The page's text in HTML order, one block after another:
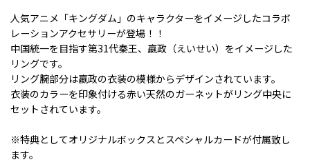
人気アニメ「キングダム」のキャラクターをイメージしたコラボ
レーションアクセサリーが登場！！
中国統一を目指す第31代秦王、嬴政（えいせい）をイメージした
リングです。
リング腕部分は嬴政の衣装の模様からデザインされています。
衣装のカラーを印象付ける赤い天然のガーネットがリング中央に
セットされています。
※特典としてオリジナルボックスとスペシャルカードが付属致し
ます。